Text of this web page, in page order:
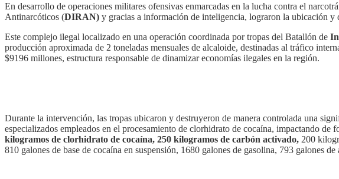
En desarrollo de operaciones militares ofensivas enmarcadas en la lucha contra el
Antinarcóticos (DIRAN) y gracias a información de inteligencia, lograron la ubicación
Este complejo ilegal localizado en una operación coordinada por tropas del Batallón de
producción aproximada de 2 toneladas mensuales de alcaloide, destinadas al tráfico
$9196 millones, estructura responsable de dinamizar economías ilegales en la región.
Durante la intervención, las tropas ubicaron y destruyeron de manera controlada una
especializados empleados en el procesamiento de clorhidrato de cocaína, impactando
kilogramos de clorhidrato de cocaína, 250 kilogramos de carbón activado, 200
810 galones de base de cocaína en suspensión, 1680 galones de gasolina, 793 galones